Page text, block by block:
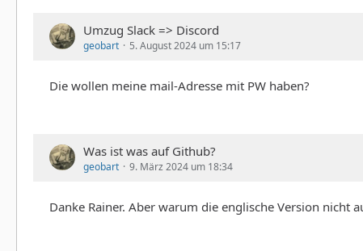
Umzug Slack => Discord
geobart 5. August 2024 um 15:17
Die wollen meine mail-Adresse mit PW haben?
Was ist was auf Github?
geobart 9. März 2024 um 18:34
Danke Rainer. Aber warum die englische Version